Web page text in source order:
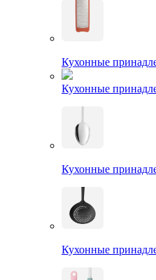
Кухонные
Кухонные
Кухонные
Кухонные